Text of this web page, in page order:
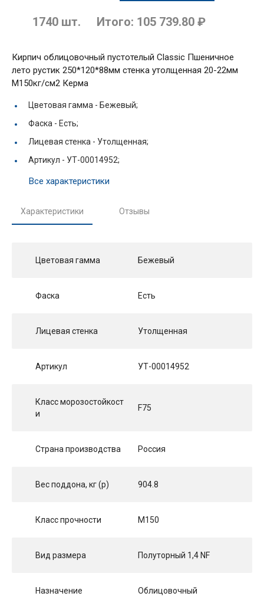
1740 шт. Итого: 105 739.80 ₽
Кирпич облицовочный пустотелый Classic Пшеничное
лето рустик 250*120*88мм стенка утолщенная 20-22мм
М150кг/см2 Керма
Цветовая гамма - Бежевый;
Фаска - Есть;
Лицевая стенка - Утолщенная;
Артикул - УТ-00014952;
Все характеристики
Характеристики Отзывы
Цветовая гамма Бежевый
Фаска Есть
Лицевая стенка Утолщенная
Артикул УТ-00014952
Класс морозостойкост
и
F75
Страна производства Россия
Вес поддона, кг (p) 904.8
Класс прочности М150
Вид размера Полуторный 1,4 NF
Назначение Облицовочный